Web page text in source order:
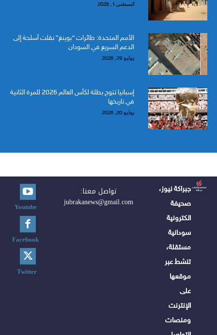
أغسطس 1, 2026
الأمم المتحدة: طائرات “بوينغ” نقلت أسلحة إلى
الدعم السريع في السودان
يوليو 29, 2026
إسبانيا تتوج بطلة لكأس العالم 2026 للمرة الثانية
في تاريخها
يوليو 20, 2026
جبراكة نيوز،
صحيفة
الكترونية
سودانية
مستقلة،
تنشط عبر
موقعها
على
الإنترنت
ومنصات
تواصل معنا:
jubrakanews@gmail.com
Youtube
Facebook
Twitter